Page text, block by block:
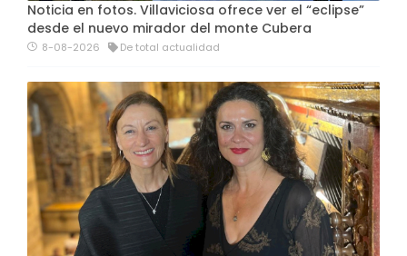
Noticia en fotos. Villaviciosa ofrece ver el “eclipse”
desde el nuevo mirador del monte Cubera
8-08-2026 De total actualidad